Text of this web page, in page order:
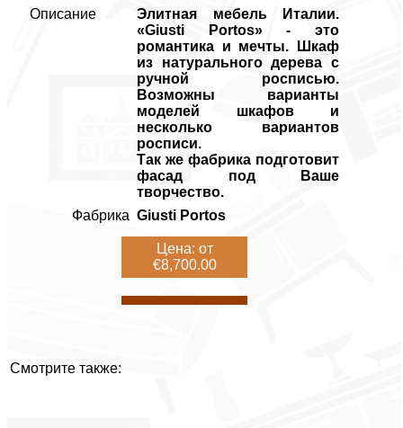
Описание
Элитная мебель Италии.
«Giusti Portos» - это
романтика и мечты. Шкаф
из натурального дерева с
ручной росписью.
Возможны варианты
моделей шкафов и
несколько вариантов
росписи.
Так же фабрика подготовит
фасад под Ваше
творчество.
Фабрика Giusti Portos
Цена: от
€8,700.00
Смотрите также: